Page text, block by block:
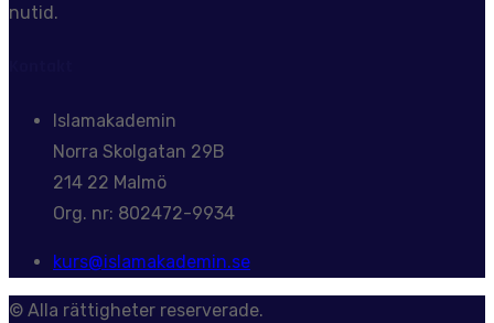
nutid.
Islamakademin
Norra Skolgatan 29B
214 22 Malmö
Org. nr: 802472-9934
kurs@islamakademin.se
© Alla rättigheter reserverade.